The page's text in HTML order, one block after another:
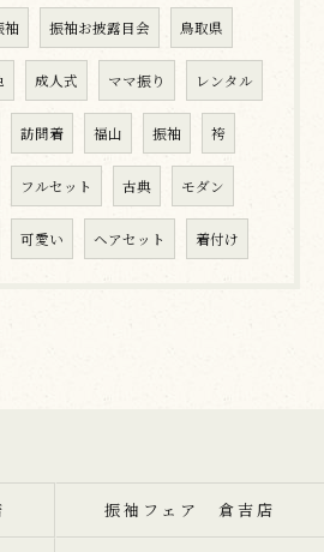
袖 振袖お披露目会 鳥取県
成人式 ママ振り レンタル
訪問着 福山 振袖 袴
フルセット 古典 モダン
可愛い ヘアセット 着付け
振袖フェア 倉吉店